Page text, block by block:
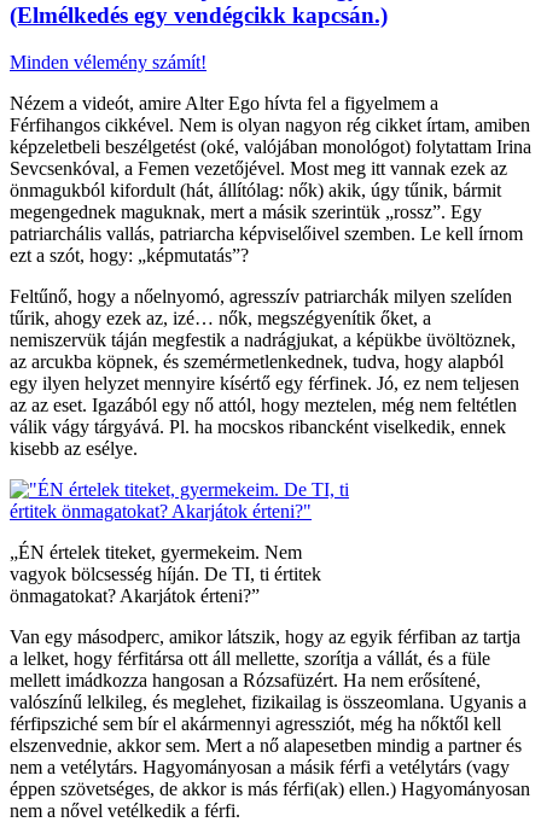
(Elmélkedés egy vendégcikk kapcsán.)
Minden vélemény számít!
Nézem a videót, amire Alter Ego hívta fel a figyelmem a
Férfihangos cikkével. Nem is olyan nagyon rég cikket írtam, amiben
képzeletbeli beszélgetést (oké, valójában monológot) folytattam Irina
Sevcsenkóval, a Femen vezetőjével. Most meg itt vannak ezek az
önmagukból kifordult (hát, állítólag: nők) akik, úgy tűnik, bármit
megengednek maguknak, mert a másik szerintük „rossz”. Egy
patriarchális vallás, patriarcha képviselőivel szemben. Le kell írnom
ezt a szót, hogy: „képmutatás”?
Feltűnő, hogy a nőelnyomó, agresszív patriarchák milyen szelíden
tűrik, ahogy ezek az, izé… nők, megszégyenítik őket, a
nemiszervük táján megfestik a nadrágjukat, a képükbe üvöltöznek,
az arcukba köpnek, és szemérmetlenkednek, tudva, hogy alapból
egy ilyen helyzet mennyire kísértő egy férfinek. Jó, ez nem teljesen
az az eset. Igazából egy nő attól, hogy meztelen, még nem feltétlen
válik vágy tárgyává. Pl. ha mocskos ribancként viselkedik, ennek
kisebb az esélye.
„ÉN értelek titeket, gyermekeim. Nem
vagyok bölcsesség híján. De TI, ti értitek
önmagatokat? Akarjátok érteni?”
Van egy másodperc, amikor látszik, hogy az egyik férfiban az tartja
a lelket, hogy férfitársa ott áll mellette, szorítja a vállát, és a füle
mellett imádkozza hangosan a Rózsafüzért. Ha nem erősítené,
valószínű lelkileg, és meglehet, fizikailag is összeomlana. Ugyanis a
férfipsziché sem bír el akármennyi agressziót, még ha nőktől kell
elszenvednie, akkor sem. Mert a nő alapesetben mindig a partner és
nem a vetélytárs. Hagyományosan a másik férfi a vetélytárs (vagy
éppen szövetséges, de akkor is más férfi(ak) ellen.) Hagyományosan
nem a nővel vetélkedik a férfi.